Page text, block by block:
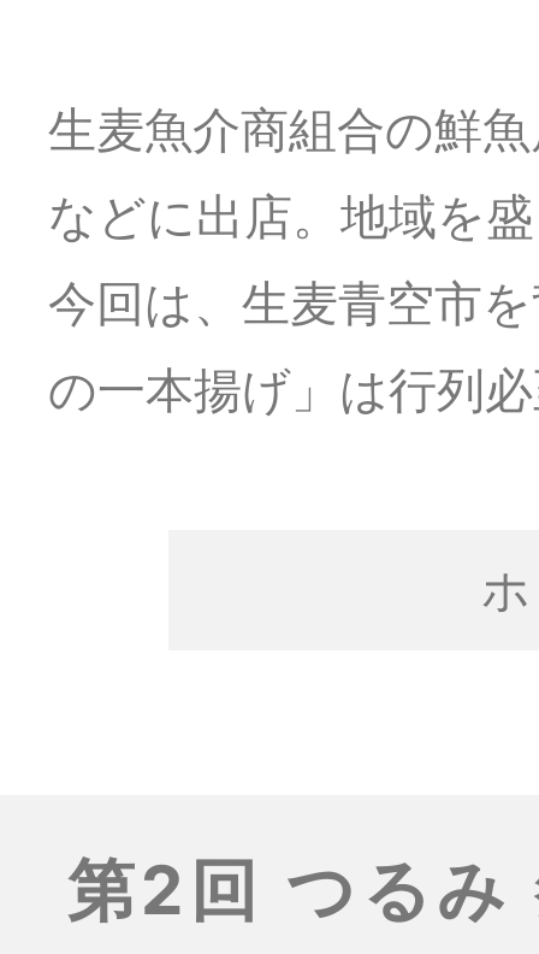
生麦魚介商組合の鮮
などに出店。地域を
今回は、生麦青空市
の一本揚げ」は行列
第2回 つる